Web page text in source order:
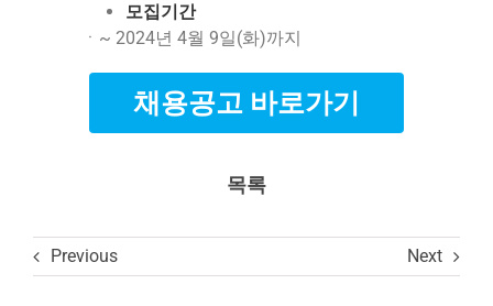
모집기간
ㆍ~ 2024년 4월 9일(화)까지
채용공고 바로가기
목록
Previous Next